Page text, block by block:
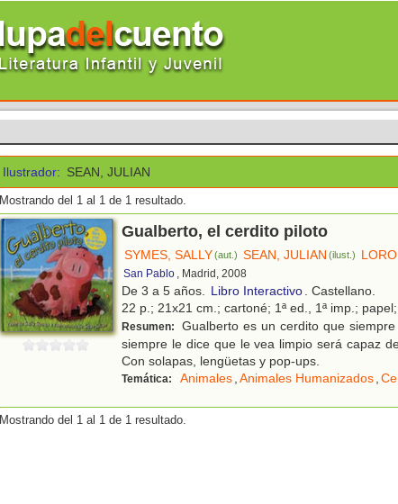
Ilustrador: SEAN, JULIAN
Mostrando del 1 al 1 de 1 resultado.
Gualberto, el cerdito piloto
SYMES, SALLY(aut.) SEAN, JULIAN (ilust.)
San Pablo , Madrid, 2008
De 3 a 5 años. Libro Interactivo. Castellano.
22 p.; 21x21 cm.; cartoné; 1ª ed., 1ª imp.; papel;
Resumen:
Gualberto es un cerdito que
siempre le dice que le vea limpio será capaz
Con solapas, lengüetas y pop-ups.
Temática: Animales,Animales Humanizados,
Mostrando del 1 al 1 de 1 resultado.